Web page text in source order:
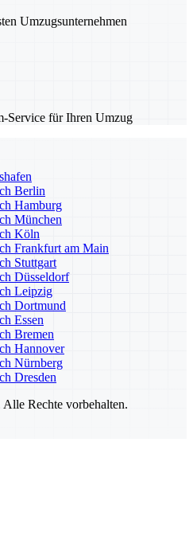
Umzugsunternehmen
Service für Ihren Umzug
Berlin
Hamburg
München
Köln
Frankfurt am Main
Stuttgart
Düsseldorf
Leipzig
Dortmund
Essen
Bremen
Hannover
Nürnberg
Dresden
Rechte vorbehalten.